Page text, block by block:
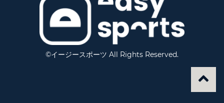
©イージースポーツ All Rights Reserved.